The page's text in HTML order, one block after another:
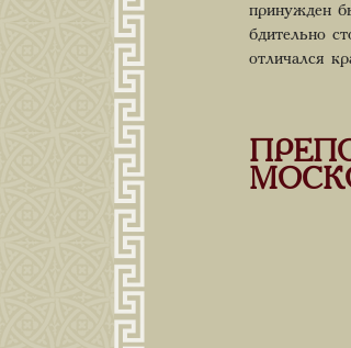
принужден
бдительно
отличался